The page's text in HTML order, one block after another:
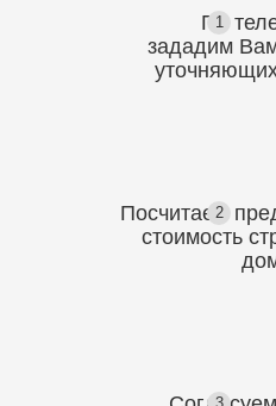
1
По
зададим
2
Посчитаем
стоимость